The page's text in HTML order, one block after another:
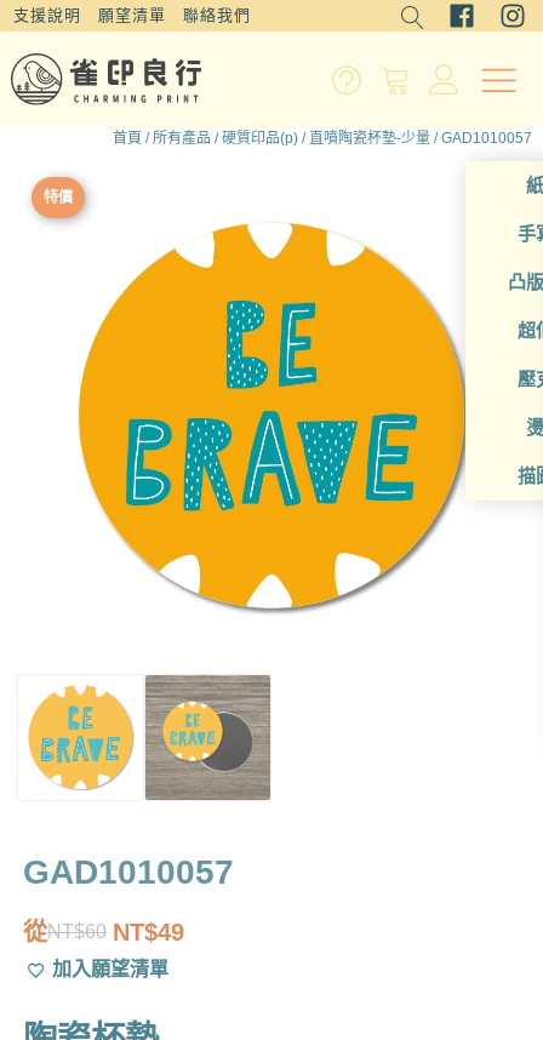
支援說明 願望清單 聯絡我們
手
凸
超
壓
描
首頁 /所有產品 /硬質印品(p) / 直噴陶瓷杯墊-少量 / GAD1010057
特價
GAD1010057
從NT$60
原
始
價
NT$49
目
前
價
加入願望清單